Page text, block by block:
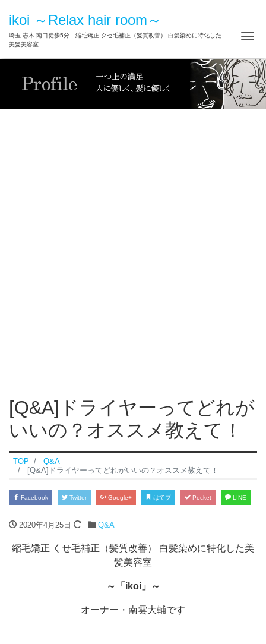
ikoi ～Relax hair room～
埼玉 志木 南口徒歩5分 縮毛矯正 クセ毛補正（髪質改善） 白髪染めに特化した
美髪美容室
ナ
[Q&A]ドライヤーってどれが
いいの？オススメ教えて！
TOP
Q&A
[Q&A]ドライヤーってどれがいいの？オススメ教えて！
Facebook Twitter Google+ はてブ Pocket LINE
2020年4月25日 Q&A
縮毛矯正 くせ毛補正（髪質改善） 白髪染めに特化した美
髪美容室
～「ikoi」～
オーナー・南雲大輔です